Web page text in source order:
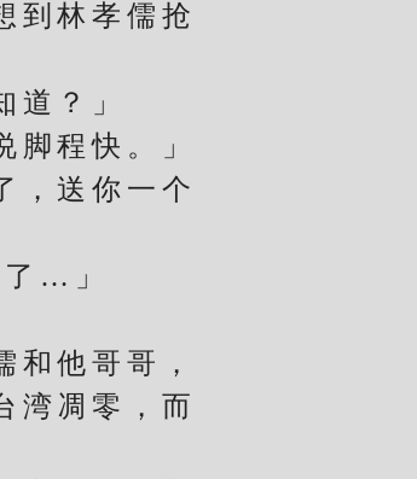
林孝儒抢
？」
程快。」
送你一个
…」
他哥哥，
湾凋零，而